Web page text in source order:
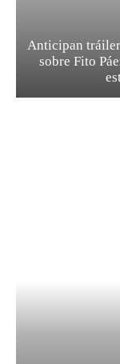
Anticipan
sobre Fito